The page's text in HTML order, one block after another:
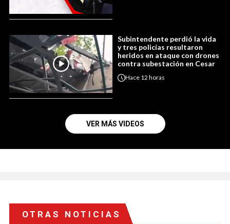
Subintendente perdió la vida
y tres policías resultaron
heridos en ataque con drones
contra subestación en Cesar
Hace 12 horas
VER MÁS VIDEOS
OTRAS NOTICIAS